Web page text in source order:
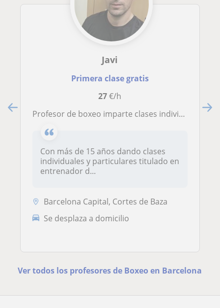
Javi
Primera clase gratis
27€/h
Profesor de boxeo imparte clases individuales o de grupo de todas las edades
Con más de 15 años dando clases
individuales y particulares titulado en
entrenador d...
Barcelona Capital, Cortes de Baza
Se desplaza a domicilio
Ver todos los profesores de Boxeo en Barcelona